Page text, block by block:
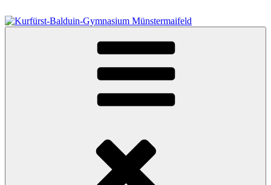
Inhalt
springen
Kurfürst-Balduin-Gymnasium Münstermaifeld